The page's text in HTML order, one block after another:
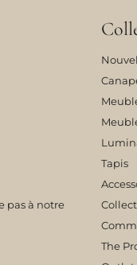
pas à notre
Tapis
The